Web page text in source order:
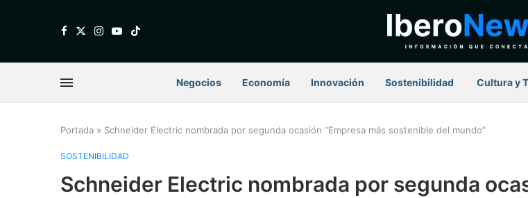
Negocios Economía Innovación Sostenibilidad Cultura y
Portada » Schneider Electric nombrada por segunda ocasión “Empresa más sostenible del mundo”
SOSTENIBILIDAD
Schneider Electric nombrada por segunda